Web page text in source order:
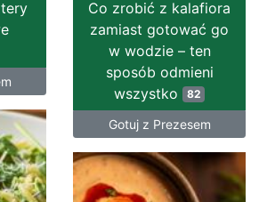
Co zrobić z kalafiora
zamiast gotować go
w wodzie – ten
sposób odmieni
wszystko
82
Gotuj z Prezesem